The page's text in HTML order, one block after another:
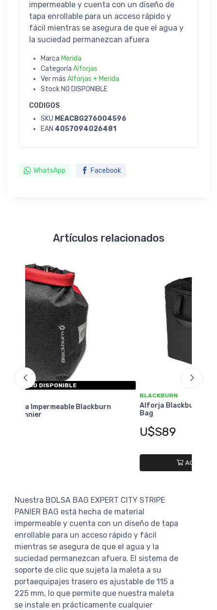
impermeable y cuenta con un diseño de
tapa enrollable para un acceso rápido y
fácil mientras se asegura de que el agua y
la suciedad permanezcan afuera
Marca Merida
Categoría Alforjas
Ver más Alforjas + Merida
Stock NO DISPONIBLE
CODIGOS
SKU MEACBG276004596
EAN 4057094026481
WhatsApp Facebook
Artículos relacionados
Alforja Blackburn Local Grocery Pannier
Bag
Nuestra BOLSA BAG EXPERT CITY STRIPE
PANIER BAG está hecha de material
impermeable y cuenta con un diseño de tapa
enrollable para un acceso rápido y fácil
mientras se asegura de que el agua y la
suciedad permanezcan afuera. El sistema de
soporte de clic que sujeta la maleta a su
portaequipajes trasero es ajustable de 115 a
225 mm, lo que permite que nuestra maleta
se instale en prácticamente cualquier